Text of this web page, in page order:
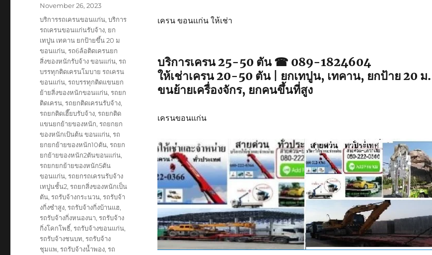
เครน ขอนแก่น ให้เช่า
บริการเครน 25-50 ตัน ☎ 089-1824604
ให้เช่าเครน 20-50 ตัน | ยกเทปูน, เทคาน, ยกป้าย 20 ม. |
ขนย้ายเครื่องจักร, ยกคนขึ้นที่สูง
เครนขอนแก่น
Posted
on
November 26, 2023
Tags
บริการรถเครนขอนแก่น,บริการ
รถเครนขอนแก่นรับจ้าง, ยก
เทปูน เทคาน ยกป้ายขึ้น 20 ม
ขอนแก่น,รถ6ล้อติดเครนยก
สิ่งของหนักรับจ้าง ขอนแก่น,รถ
บรรทุกติดเครนโมบาย รถเครน
ขอนแก่น,รถบรรทุกติดแขนยก
ย้ายสิ่งของหนักขอนแก่น,รถยก
ติดเครน,รถยกติดเครนรับจ้าง,
รถยกติดเฮี๊ยบรับจ้าง,รถยกติด
แขนยกย้ายของหนัก,รถยกยก
ของหนักเป้นต้น ขอนแก่น,รถ
ยกยกย้ายของหนัก10ตัน,รถยก
ยกย้ายของหนัก2ตันขอนแก่น,
รถยกยกย้ายของหนัก5ตัน
ขอนแก่น,รถยกรถเครนรับจ้าง
เทปูนชั้น2,รถยกสิ่งของหนักเป็น
ตัน,รถรับจ้างกระนวน,รถรับจ้า
งกิ่งซำสูง,รถรับจ้างกิ่งบ้านแฮ,
รถรับจ้างกิ่งหนองนา,รถรับจ้าง
กิ่งโคกโพธิ์,รถรับจ้างขอนแก่น,
รถรับจ้างชนบท,รถรับจ้าง
ชุมแพ,รถรับจ้างน้ำพอง,รถ